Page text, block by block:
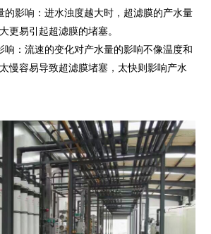
的影响：进水浊度越大时，超滤膜的产水量
更易引起超滤膜的堵塞。
响：流速的变化对产水量的影响不像温度和
慢容易导致超滤膜堵塞，太快则影响产水